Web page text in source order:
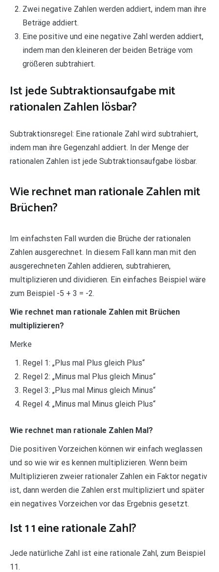
Zwei negative Zahlen werden addiert, indem man ihre
Beträge addiert.
Eine positive und eine negative Zahl werden addiert,
indem man den kleineren der beiden Beträge vom
größeren subtrahiert.
Ist jede Subtraktionsaufgabe mit
rationalen Zahlen lösbar?
Subtraktionsregel: Eine rationale Zahl wird subtrahiert,
indem man ihre Gegenzahl addiert. In der Menge der
rationalen Zahlen ist jede Subtraktionsaufgabe lösbar.
Wie rechnet man rationale Zahlen mit
Brüchen?
Im einfachsten Fall wurden die Brüche der rationalen
Zahlen ausgerechnet. In diesem Fall kann man mit den
ausgerechneten Zahlen addieren, subtrahieren,
multiplizieren und dividieren. Ein einfaches Beispiel wäre
zum Beispiel -5 + 3 = -2.
Wie rechnet man rationale Zahlen mit Brüchen
multiplizieren?
Merke
Regel 1: „Plus mal Plus gleich Plus“
Regel 2: „Minus mal Plus gleich Minus“
Regel 3: „Plus mal Minus gleich Minus“
Regel 4: „Minus mal Minus gleich Plus“
Wie rechnet man rationale Zahlen Mal?
Die positiven Vorzeichen können wir einfach weglassen
und so wie wir es kennen multiplizieren. Wenn beim
Multiplizieren zweier rationaler Zahlen ein Faktor negativ
ist, dann werden die Zahlen erst multipliziert und später
ein negatives Vorzeichen vor das Ergebnis gesetzt.
Ist 1 1 eine rationale Zahl?
Jede natürliche Zahl ist eine rationale Zahl, zum Beispiel
11.